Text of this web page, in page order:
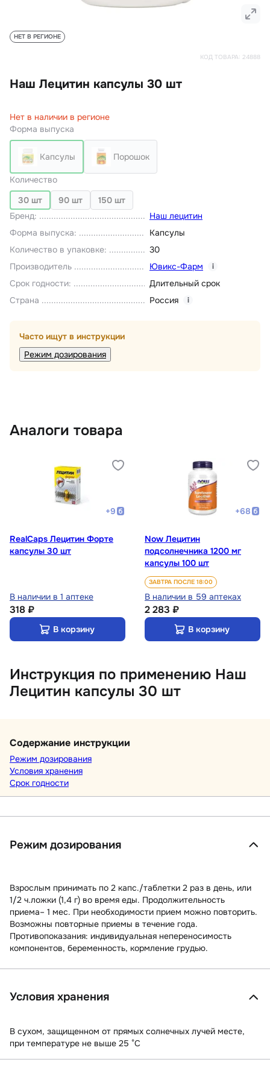
КОД ТОВАРА: 24888
Наш Лецитин капсулы 30 шт
НЕТ В РЕГИОНЕ
Бренд:
Наш лецитин
Форма выпуска:
Капсулы
Количество в упаковке:
30
Производитель
Ювикс-Фарм i
Срок годности:
Длительный срок
Страна
Россия i
Часто ищут в инструкции
Режим дозирования
Нет в наличии в регионе
Форма выпуска
Капсулы Порошок
Количество
30 шт
90 шт 150 шт
Аналоги товара
+9
RealCaps Лецитин Форте
капсулы 30 шт
В наличии в 1 аптеке
318 ₽
В корзину
+68
Now Лецитин
подсолнечника 1200 мг
капсулы 100 шт
ЗАВТРА ПОСЛЕ 18:00
В наличии в 59 аптеках
2 283 ₽
В корзину
Инструкция по применению Наш
Лецитин капсулы 30 шт
Содержание инструкции
Режим дозирования
Условия хранения
Срок годности
Режим дозирования
Взрослым принимать по 2 капс./таблетки 2 раз в день, или
1/2 ч.ложки (1,4 г) во время еды. Продолжительность
приема– 1 мес. При необходимости прием можно повторить.
Возможны повторные приемы в течение года.
Противопоказания: индивидуальная непереносимость
компонентов, беременность, кормление грудью.
Условия хранения
В сухом, защищенном от прямых солнечных лучей месте,
при температуре не выше 25 °C